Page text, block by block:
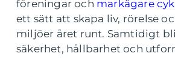
föreningar och markägare
ett sätt att skapa liv, rörelse
miljöer året runt. Samtidigt
säkerhet, hållbarhet och